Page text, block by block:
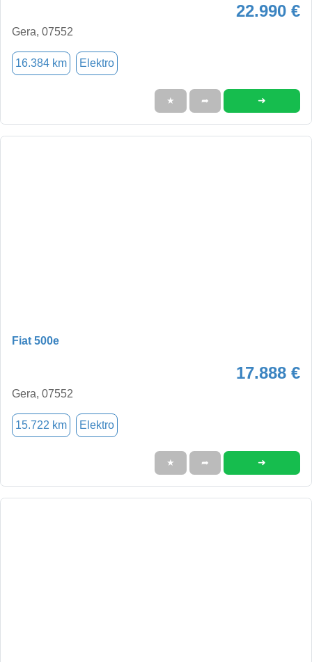
22.990 €
Gera, 07552
16.384 km Elektro
★ ➦ ➜
Fiat 500e
17.888 €
Gera, 07552
15.722 km Elektro
★ ➦ ➜